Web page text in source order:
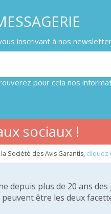
inscrivant à nos
pour cela nos
sociaux !
Société des Avis Garantis, cliquez
depuis plus de 20 ans
être les deux